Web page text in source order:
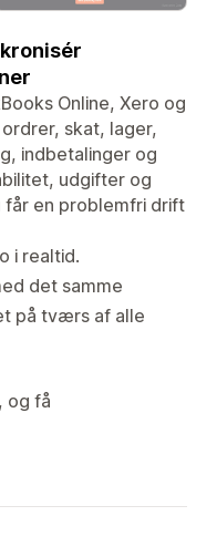
Online, Xero og
skat, lager,
indbetalinger og
udgifter og
får en problemfri drift
i realtid.
det samme
på tværs af alle
og få